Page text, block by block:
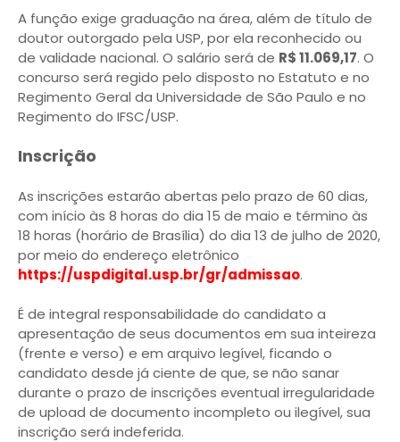
A função exige graduação na área, além de título de
doutor outorgado pela USP, por ela reconhecido ou
de validade nacional. O salário será de R$ 11.069,17. O
concurso será regido pelo disposto no Estatuto e no
Regimento Geral da Universidade de São Paulo e no
Regimento do IFSC/USP.
Inscrição
As inscrições estarão abertas pelo prazo de 60 dias,
com início às 8 horas do dia 15 de maio e término às
18 horas (horário de Brasília) do dia 13 de julho de 2020,
por meio do endereço eletrônico
https://uspdigital.usp.br/gr/admissao.
É de integral responsabilidade do candidato a
apresentação de seus documentos em sua inteireza
(frente e verso) e em arquivo legível, ficando o
candidato desde já ciente de que, se não sanar
durante o prazo de inscrições eventual irregularidade
de upload de documento incompleto ou ilegível, sua
inscrição será indeferida.